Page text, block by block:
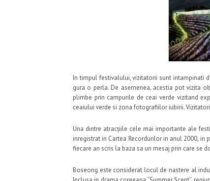
In timpul festivalului, vizitatorii sunt intampinati
gura o perla. De asemenea, acestia pot vizita
plimbe prin campurile de ceai verde vizitand
ceaiului verde si zona fotografiilor iubirii.
Una dintre atracțiile cele mai importante ale
inregistrat in Cartea Recordurilor in anul 2000,
fiecare an scris la baza sa un mesaj prin care se
Boseong este considerat locul de nastere al